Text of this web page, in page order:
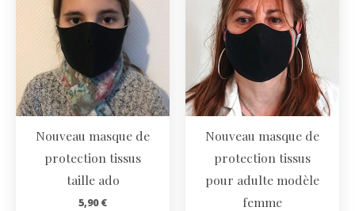
Nouveau masque de
protection tissus
taille ado
5,90€
Nouveau masque de
protection tissus
pour adulte modèle
femme